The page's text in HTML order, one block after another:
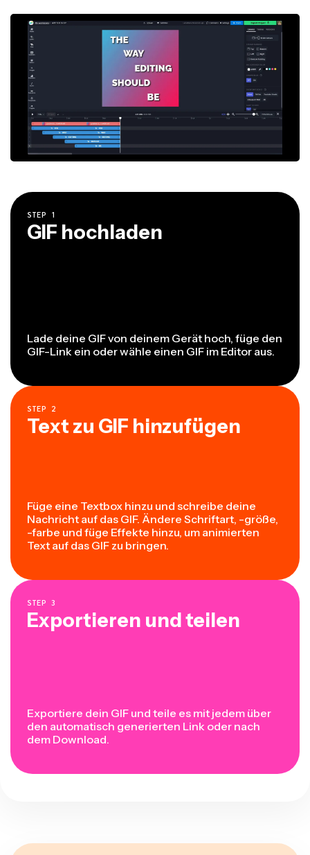
STEP 1
GIF hochladen
Lade deine GIF von deinem Gerät hoch, füge den
GIF-Link ein oder wähle einen GIF im Editor aus.
STEP 2
Text zu GIF hinzufügen
Füge eine Textbox hinzu und schreibe deine
Nachricht auf das GIF. Ändere Schriftart, -größe,
-farbe und füge Effekte hinzu, um animierten
Text auf das GIF zu bringen.
STEP 3
Exportieren und teilen
Exportiere dein GIF und teile es mit jedem über
den automatisch generierten Link oder nach
dem Download.